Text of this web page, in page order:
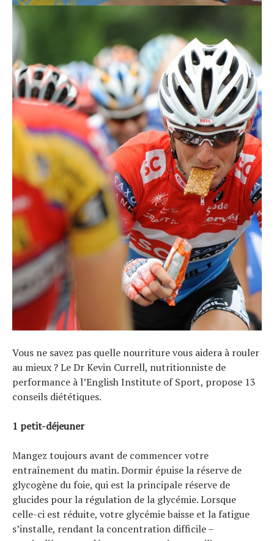
Vous ne savez pas quelle nourriture vous aidera à rouler
au mieux ? Le Dr Kevin Currell, nutritionniste de
performance à l’English Institute of Sport, propose 13
conseils diététiques.
1 petit-déjeuner
Mangez toujours avant de commencer votre
entraînement du matin. Dormir épuise la réserve de
glycogène du foie, qui est la principale réserve de
glucides pour la régulation de la glycémie. Lorsque
celle-ci est réduite, votre glycémie baisse et la fatigue
s’installe, rendant la concentration difficile –
Technologies
Tests de produits
Conseils
Tendances
Tous nos articles
À propos